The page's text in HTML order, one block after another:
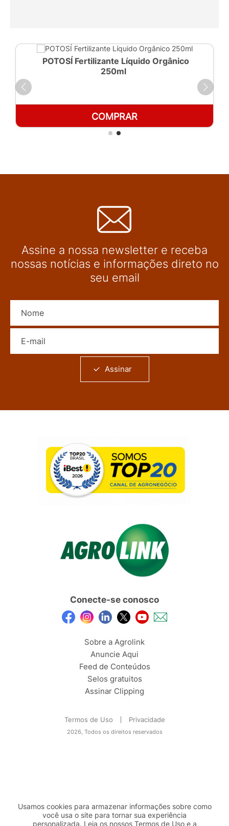
POTOSÍ Fertilizante Líquido Orgânico
250ml
COMPRAR
Assine a nossa newsletter e receba
nossas notícias e informações direto no
seu email
Assinar
Conecte-se conosco
Sobre a Agrolink
Anuncie Aqui
Feed de Conteúdos
Selos gratuitos
Assinar Clipping
Termos de Uso Privacidade
2026, Todos os direitos reservados
Usamos cookies para armazenar informações sobre como
você usa o site para tornar sua experiência
personalizada. Leia os nossos Termos de Usoe a